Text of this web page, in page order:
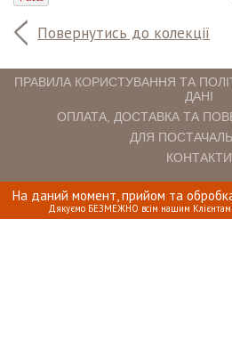
На даний момент, прийом та
Дякуємо БЕЗМЕЖНО всім нашим Клієнтам
Повернутись до колекції
ПРАВИЛА КОРИСТУВАННЯ ТА
ДАНІ
ОПЛАТА, ДОСТАВКА ТА
ДЛЯ
КОНТАКТИ
INTERIOMANIA © 2018. ВСІ